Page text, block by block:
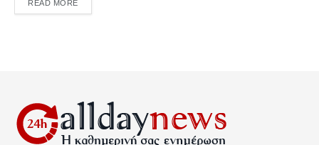
READ MOREDETAILS